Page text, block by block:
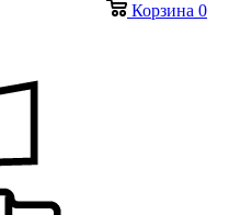
Корзина 0